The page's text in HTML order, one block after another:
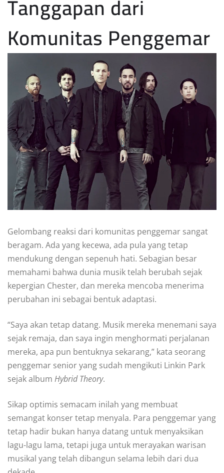
Tanggapan dari
Komunitas Penggemar
Gelombang reaksi dari komunitas penggemar sangat
beragam. Ada yang kecewa, ada pula yang tetap
mendukung dengan sepenuh hati. Sebagian besar
memahami bahwa dunia musik telah berubah sejak
kepergian Chester, dan mereka mencoba menerima
perubahan ini sebagai bentuk adaptasi.
“Saya akan tetap datang. Musik mereka menemani saya
sejak remaja, dan saya ingin menghormati perjalanan
mereka, apa pun bentuknya sekarang,” kata seorang
penggemar senior yang sudah mengikuti Linkin Park
sejak album Hybrid Theory.
Sikap optimis semacam inilah yang membuat
semangat konser tetap menyala. Para penggemar yang
tetap hadir bukan hanya datang untuk menyaksikan
lagu-lagu lama, tetapi juga untuk merayakan warisan
musikal yang telah dibangun selama lebih dari dua